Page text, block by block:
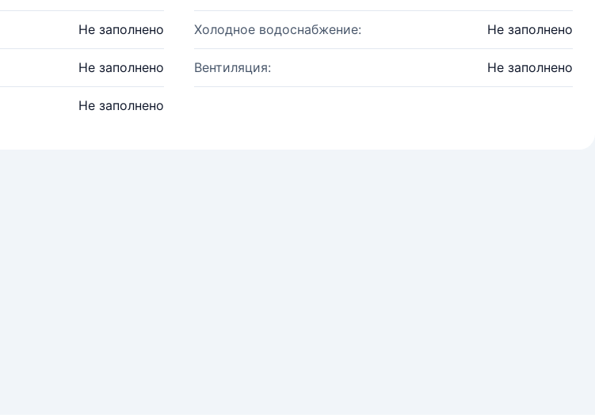
Не заполнено Холодное водоснабжение: Не заполнено
Не заполнено Вентиляция: Не заполнено
Не заполнено